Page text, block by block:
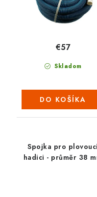
Skladom
€57
DO KOŠÍKA
Spojka pro
hadici - průměr 38